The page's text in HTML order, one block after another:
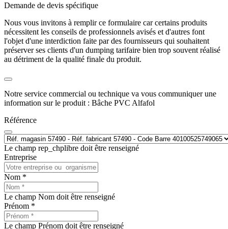
Demande de devis spécifique
Nous vous invitons à remplir ce formulaire car certains produits
nécessitent les conseils de professionnels avisés et d'autres font
l'objet d'une interdiction faite par des fournisseurs qui souhaitent
préserver ses clients d'un dumping tarifaire bien trop souvent réalisé
au détriment de la qualité finale du produit.
Notre service commercial ou technique va vous communiquer une
information sur le produit : Bâche PVC Alfafol
Référence
Le champ rep_chplibre doit être renseigné
Entreprise
Nom *
Le champ Nom doit être renseigné
Prénom *
Le champ Prénom doit être renseigné